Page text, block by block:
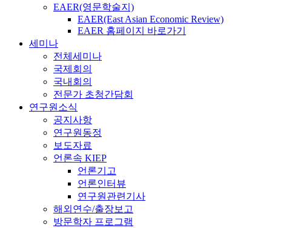
EAER(영문학술지)
EAER(East Asian Economic Review)
EAER 홈페이지 바로가기
세미나
전체세미나
국제회의
국내회의
전문가 초청간담회
연구원소식
공지사항
연구원동정
보도자료
언론속 KIEP
언론기고
언론인터뷰
연구원관련기사
해외연수/출장보고
방문학자 프로그램